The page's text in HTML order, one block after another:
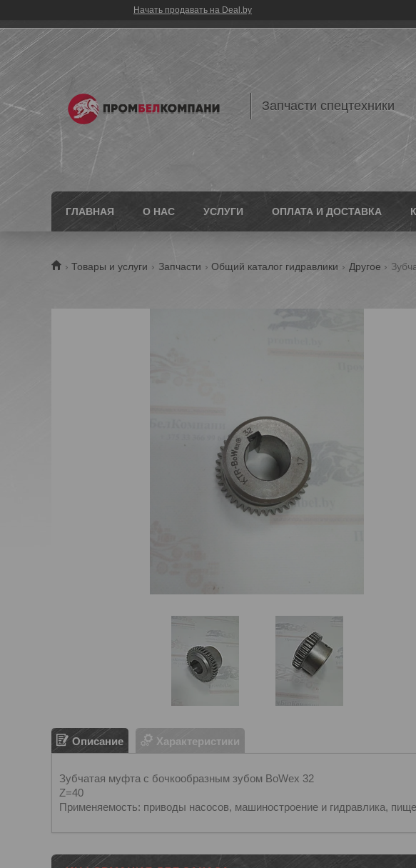
Начать продавать на Deal.by
Запчасти спецтехники
ГЛАВНАЯ О НАС УСЛУГИ ОПЛАТА И ДОСТАВКА
Товары и услуги Запчасти Общий каталог гидравлики Другое
Описание Характеристики
Зубчатая муфта с бочкообразным зубом BoWex 32
Z=40
Применяемость: приводы насосов, машиностроение и гидравлика,